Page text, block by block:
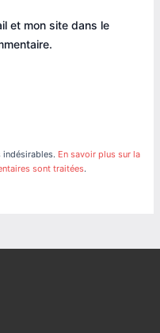
et mon site dans le
indésirables. En savoir plus sur la
sont traitées.